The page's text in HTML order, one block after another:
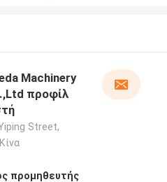
Machinery
προφίλ
Street,
προμηθευτής